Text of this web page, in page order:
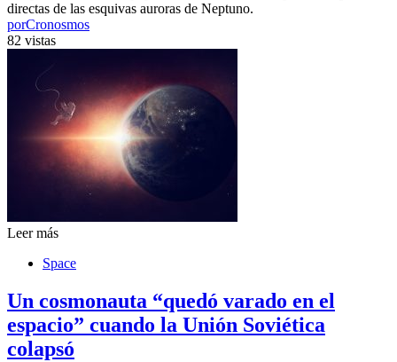
directas de las esquivas auroras de Neptuno.
porCronosmos
82 vistas
Leer más
Space
Un cosmonauta “quedó varado en el
espacio” cuando la Unión Soviética
colapsó